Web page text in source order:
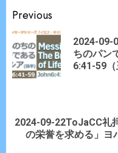
Continue
Reading
Previous
2024-09-
ちのパン
6:41-59（
Next
2024-09-22ToJaCC礼
の栄誉を求める」ヨ